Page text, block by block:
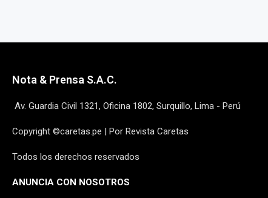
Nota & Prensa S.A.C.
Av. Guardia Civil 1321, Oficina 1802, Surquillo, Lima - Perú
Copyright ©caretas.pe | Por Revista Caretas
Todos los derechos reservados
ANUNCIA CON NOSOTROS